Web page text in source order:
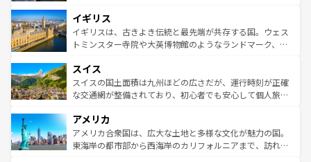
いる。シャンパンの発祥地であるランス、プロヴァンスの
香り高いラベンダー畑など、多彩な楽しみ方が可能だ。さ
らに、パリ以外の地域にも魅力が溢れており、どの街角に
れる地方に足を運ぶとそれぞれで全く異なる文化を体験で
きるだろう。 なお、新着のフランス情報はコンテンツ一覧
を参照してほしい。
顔を持つこの国は、どこを歩いても飽きることがない。ベ
ルリンの文化的活気、バイエルン州のアルプスの絶景、そ
してライン川沿いのワイン畑といった風景は必見。ビール
は、お酒好きな人にはぜひ体験してほしい。 なお、新着の
ドイツ情報はコンテンツ一覧を参照してほしい。
イギリス
イギリスは、古きよき伝統と最先端が共存する国。ウェス
トミンスター寺院や大英博物館のようなランドマーク、歴
リアごとに異なる魅力がある。また、優雅なアフタヌーン
ティー、ビール好きにはたまらない英国パブ、サッカー観
戦など、本場だからこそできる体験も豊富。イギリスを旅
ンツ一覧を参照してほしい。
スイス
スイスの国土面積は九州ほどの広さだが、運行時刻が正確
な交通網が整備されており、初心者でも安心して個人旅行
の建物がそのまま残る町や、スイスならではのユニークな
博物館もあり、アルプス観光だけでなく町歩きも満喫する
ことができる。国民の所得が高いため物価も高いが、旅行
アメリカ
アメリカ合衆国は、広大な土地と多様な文化が魅力の国。
東海岸の都市部から西海岸のカリフォルニアまで、訪れる